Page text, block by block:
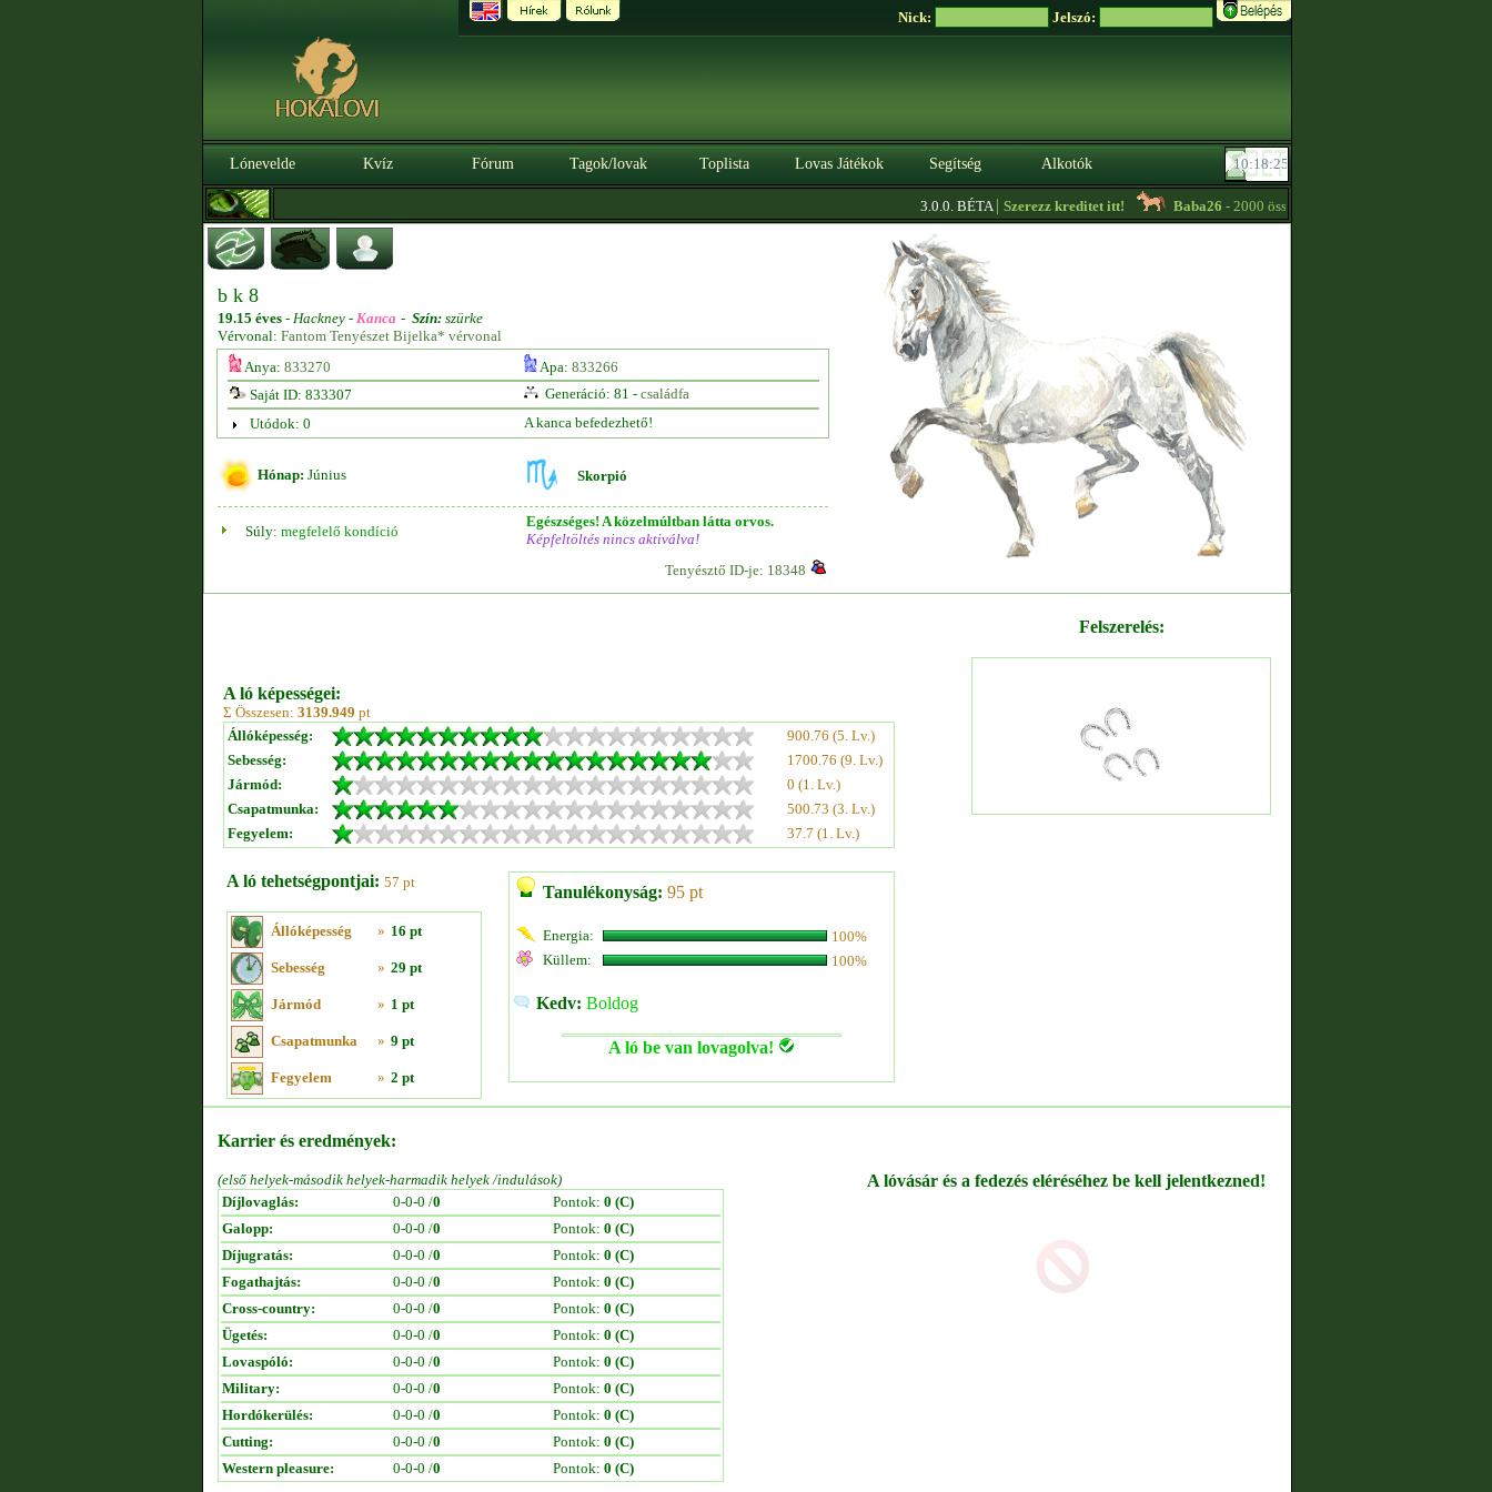
Nick: Jelszó:
Lónevelde Kvíz Fórum Tagok/lovak Toplista Lovas Játékok Segítség Alkotók
3.0.0. BÉTA|Szerezz kreditet itt! Baba26- 2000 összpont feletti Shire méncsikó eladó! -
b k 8
19.15 éves - Hackney - Kanca - Szín: szürke
Vérvonal: Fantom Tenyészet Bijelka* vérvonal
Anya: 833270 Apa: 833266
Saját ID: 833307
Generáció: 81 - családfa
Utódok: 0
A kanca befedezhető!
Hónap: Június Skorpió
Súly: megfelelő kondíció
Egészséges! A közelmúltban látta orvos.
Képfeltöltés nincs aktiválva!
Tenyésztő ID-je: 18348
A ló képességei:
Σ Összesen: 3139.949 pt
Állóképesség:
900.76 (5. Lv.)
Sebesség:
1700.76 (9. Lv.)
Jármód:
0 (1. Lv.)
Csapatmunka:
500.73 (3. Lv.)
Fegyelem:
37.7 (1. Lv.)
A ló tehetségpontjai: 57 pt
Állóképesség » 16 pt
Sebesség » 29 pt
Jármód » 1 pt
Csapatmunka » 9 pt
Fegyelem » 2 pt
Tanulékonyság: 95 pt
Energia:
100%
Küllem:
100%
Kedv: Boldog
A ló be van lovagolva!
Felszerelés:
Karrier és eredmények:
(első helyek-második helyek-harmadik helyek /indulások)
Díjlovaglás:
0-0-0 /0 Pontok: 0 (C)
Galopp:
0-0-0 /0 Pontok: 0 (C)
Díjugratás:
0-0-0 /0 Pontok: 0 (C)
Fogathajtás:
0-0-0 /0 Pontok: 0 (C)
Cross-country:
0-0-0 /0 Pontok: 0 (C)
Ügetés:
0-0-0 /0 Pontok: 0 (C)
Lovaspóló:
0-0-0 /0 Pontok: 0 (C)
Military:
0-0-0 /0 Pontok: 0 (C)
Hordókerülés:
0-0-0 /0 Pontok: 0 (C)
Cutting:
0-0-0 /0 Pontok: 0 (C)
Western pleasure:
0-0-0 /0 Pontok: 0 (C)
A lóvásár és a fedezés eléréséhez be kell jelentkezned!